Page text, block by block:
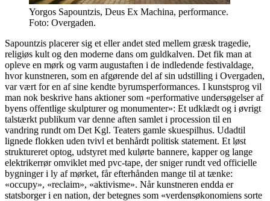
Yorgos Sapountzis, Deus Ex Machina, performance.
Foto: Overgaden.
Sapountzis placerer sig et eller andet sted mellem græsk tragedie,
religiøs kult og den moderne dans om guldkalven. Det fik man at
opleve en mørk og varm augustaften i de indledende festivaldage,
hvor kunstneren, som en afgørende del af sin udstilling i Overgaden,
var vært for en af sine kendte byrumsperformances. I kunstsprog vil
man nok beskrive hans aktioner som «performative undersøgelser af
byens offentlige skulpturer og monumenter»: Et udklædt og i øvrigt
talstærkt publikum var denne aften samlet i procession til en
vandring rundt om Det Kgl. Teaters gamle skuespilhus. Udadtil
lignede flokken uden tvivl et benhårdt politisk statement. Et løst
struktureret optog, udstyret med kulørte bannere, kapper og lange
elektrikerrør omviklet med pvc-tape, der sniger rundt ved officielle
bygninger i ly af mørket, får efterhånden mange til at tænke:
«occupy», «reclaim», «aktivisme». Når kunstneren endda er
statsborger i en nation, der betegnes som «verdensøkonomiens sorte